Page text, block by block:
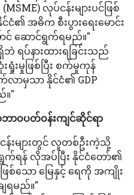
လုပ်ငန်းများပင်ဖြစ်
င်ငံ၏ အဓိက စီးပွားရေးမောင်း
င် ဆောင်ရွက်ရမည်။"
ရပ်နားထားရခြင်းသည်
းမှုဖြစ်ပြီး စက်မှုကုန်
ာမှသာ နိုင်ငံ၏ GDP
"
ဘာဝပတ်ဝန်းကျင်ဆိုင်ရာ
န်းများတွင် လူတစ်ဦးကဲ့သို့
က်ရန် လိုအပ်ပြီး နိုင်ငံတော်၏
ြစ်သော မြေနှင့် ရေကို အကျိုး
ရမည်။"